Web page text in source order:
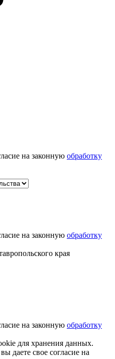
на законную обработку
на законную обработку
края
на законную обработку
для хранения данных.
даете свое согласие на